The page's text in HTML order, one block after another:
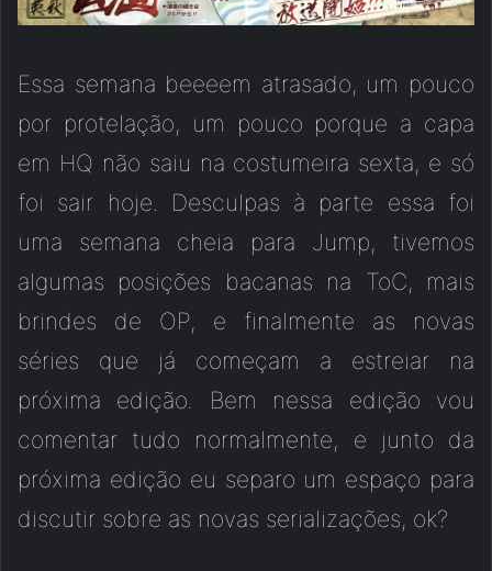
Essa semana beeeem atrasado, um pouco
por protelação, um pouco porque a capa
em HQ não saiu na costumeira sexta, e só
foi sair hoje. Desculpas à parte essa foi
uma semana cheia para Jump, tivemos
algumas posições bacanas na ToC, mais
brindes de OP, e finalmente as novas
séries que já começam a estreiar na
próxima edição. Bem nessa edição vou
comentar tudo normalmente, e junto da
próxima edição eu separo um espaço para
discutir sobre as novas serializações, ok?